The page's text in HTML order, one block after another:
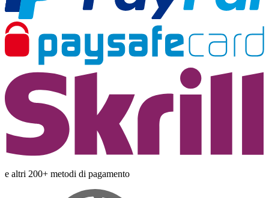
e altri 200+ metodi di pagamento